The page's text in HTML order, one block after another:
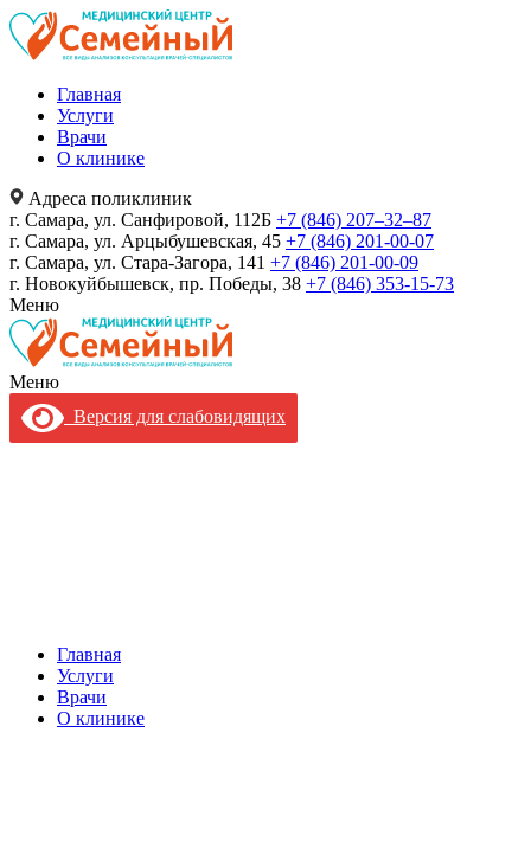
Главная
Услуги
Врачи
О клинике
Адреса поликлиник
г. Самара, ул. Санфировой, 112Б +7 (846) 207‒32‒87
г. Самара, ул. Арцыбушевская, 45 +7 (846) 201-00-07
г. Самара, ул. Стара-Загора, 141 +7 (846) 201-00-09
г. Новокуйбышевск, пр. Победы, 38 +7 (846) 353-15-73
Меню
Меню
Версия для слабовидящих
Главная
Услуги
Врачи
О клинике